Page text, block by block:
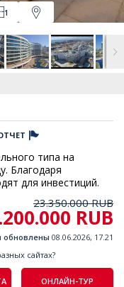
1
типа на
Благодаря
для инвестиций.
23.350.000 RUB
RUB
обновлены 08.06.2026, 17.21
ОНЛАЙН-ТУР
сайтах?